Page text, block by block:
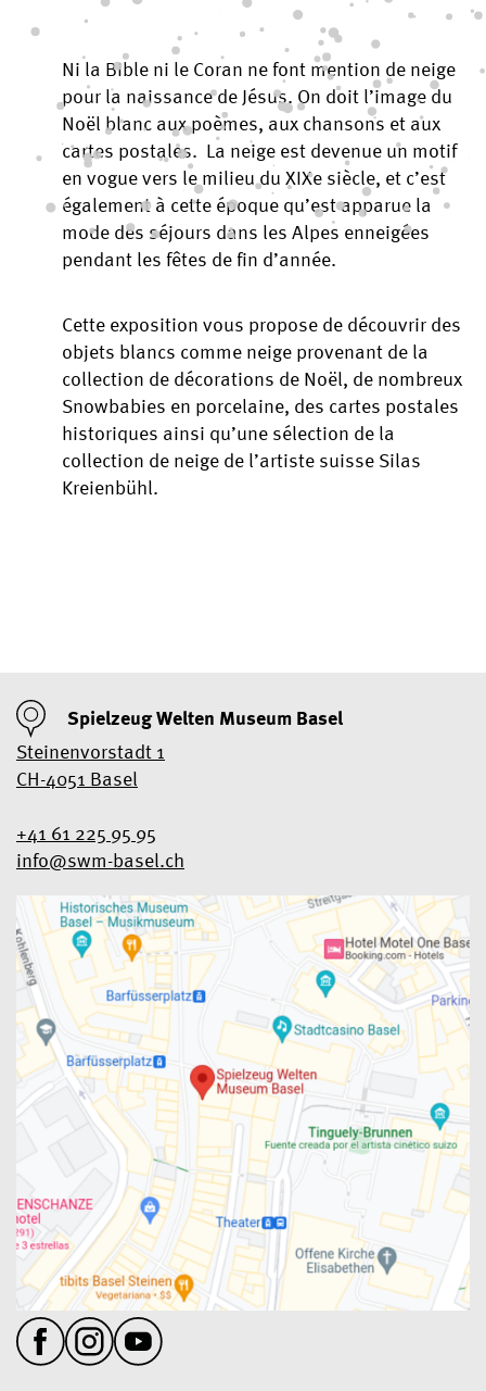
Ni la Bible ni le Coran ne font mention de neige
pour la naissance de Jésus. On doit l’image du
Noël blanc aux poèmes, aux chansons et aux
cartes postales. La neige est devenue un motif
en vogue vers le milieu du XIXe siècle, et c’est
également à cette époque qu’est apparue la
mode des séjours dans les Alpes enneigées
pendant les fêtes de fin d’année.
Cette exposition vous propose de découvrir des
objets blancs comme neige provenant de la
collection de décorations de Noël, de nombreux
Snowbabies en porcelaine, des cartes postales
historiques ainsi qu’une sélection de la
collection de neige de l’artiste suisse Silas
Kreienbühl.
Spielzeug Welten Museum Basel
Steinenvorstadt 1
CH-4051 Basel
+41 61 225 95 95
info@swm-basel.ch